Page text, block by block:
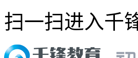
扫一扫进入千